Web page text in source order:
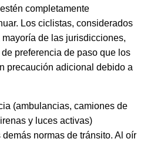
completamente
Los ciclistas, considerados
de las jurisdicciones,
preferencia de paso que los
precaución adicional debido a
(ambulancias, camiones de
y luces activas)
normas de tránsito. Al oír